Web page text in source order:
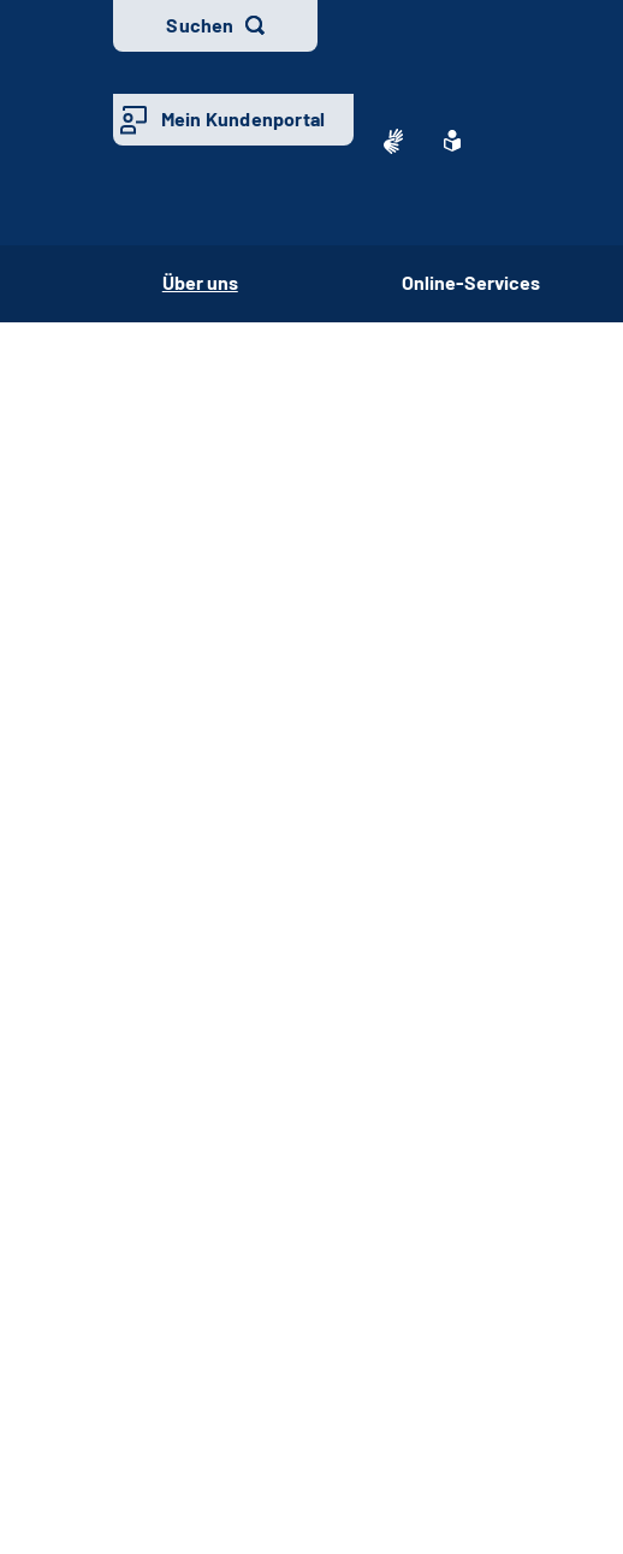
Suchen
Mein Kundenportal
Über uns Online-Services